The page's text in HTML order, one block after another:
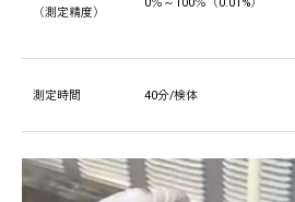
（測定精度）
0％～100％（0.01%）
測定時間 40分/検体